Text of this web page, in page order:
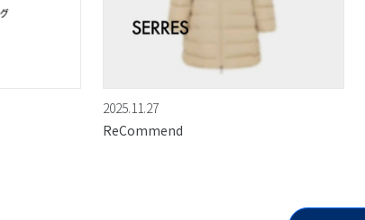
2025.11.27
ReCommend